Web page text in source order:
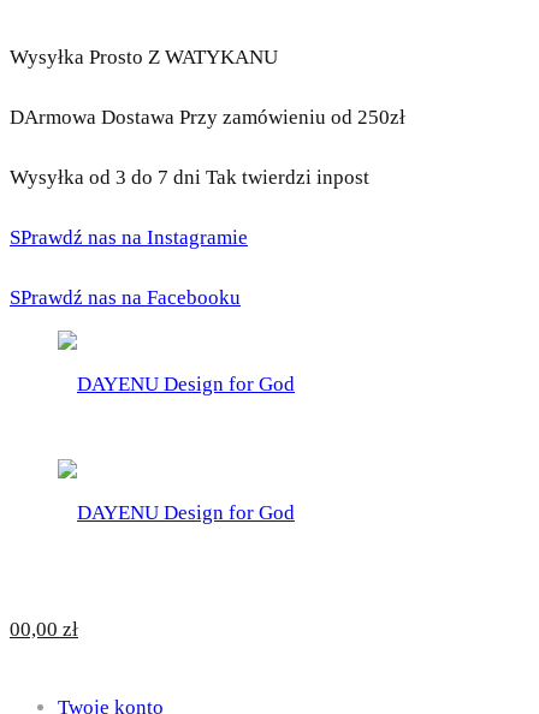
Wysyłka Prosto Z WATYKANU
DArmowa Dostawa Przy zamówieniu od 250zł
Wysyłka od 3 do 7 dni Tak twierdzi inpost
SPrawdź nas na Instagramie
SPrawdź nas na Facebooku
for
DAYENU
00,00 zł
Twoje konto